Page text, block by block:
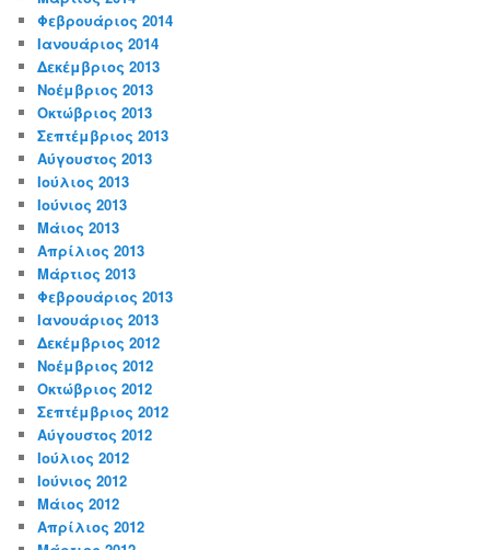
Φεβρουάριος 2014
Ιανουάριος 2014
Δεκέμβριος 2013
Νοέμβριος 2013
Οκτώβριος 2013
Σεπτέμβριος 2013
Αύγουστος 2013
Ιούλιος 2013
Ιούνιος 2013
Μάιος 2013
Απρίλιος 2013
Μάρτιος 2013
Φεβρουάριος 2013
Ιανουάριος 2013
Δεκέμβριος 2012
Νοέμβριος 2012
Οκτώβριος 2012
Σεπτέμβριος 2012
Αύγουστος 2012
Ιούλιος 2012
Ιούνιος 2012
Μάιος 2012
Απρίλιος 2012